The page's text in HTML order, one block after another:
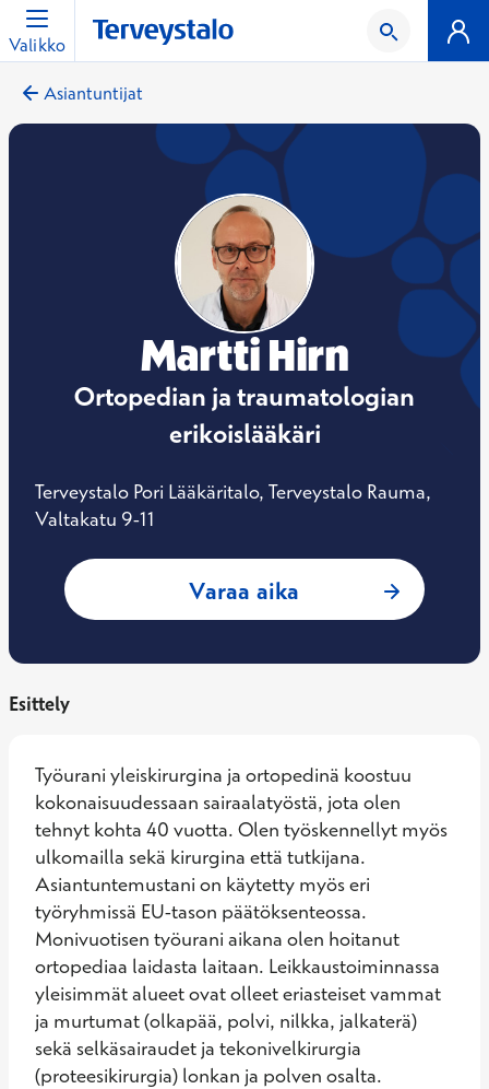
Valikko
Asiantuntijat
Martti Hirn
Ortopedian ja traumatologian
erikoislääkäri
Terveystalo Pori Lääkäritalo, Terveystalo Rauma,
Valtakatu 9-11
Varaa aika : Martti Hirn,
Esittely
Työurani yleiskirurgina ja ortopedinä koostuu
kokonaisuudessaan sairaalatyöstä, jota olen
tehnyt kohta 40 vuotta. Olen työskennellyt myös
ulkomailla sekä kirurgina että tutkijana.
Asiantuntemustani on käytetty myös eri
työryhmissä EU-tason päätöksenteossa.
Monivuotisen työurani aikana olen hoitanut
ortopediaa laidasta laitaan. Leikkaustoiminnassa
yleisimmät alueet ovat olleet eriasteiset vammat
ja murtumat (olkapää, polvi, nilkka, jalkaterä)
sekä selkäsairaudet ja tekonivelkirurgia
(proteesikirurgia) lonkan ja polven osalta.